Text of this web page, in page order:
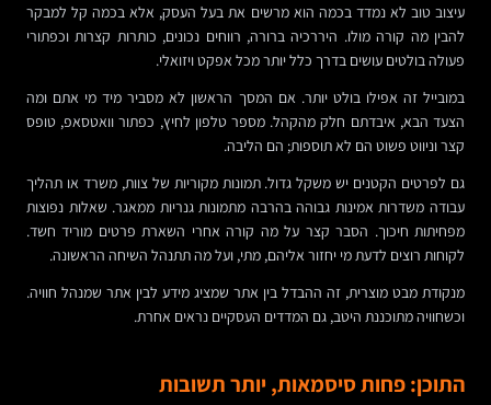
עיצוב טוב לא נמדד בכמה הוא מרשים את בעל העסק, אלא בכמה קל למבקר
להבין מה קורה מולו. היררכיה ברורה, רווחים נכונים, כותרות קצרות וכפתורי
פעולה בולטים עושים בדרך כלל יותר מכל אפקט ויזואלי.
במובייל זה אפילו בולט יותר. אם המסך הראשון לא מסביר מיד מי אתם ומה
הצעד הבא, איבדתם חלק מהקהל. מספר טלפון לחיץ, כפתור וואטסאפ, טופס
קצר וניווט פשוט הם לא תוספות; הם הליבה.
גם לפרטים הקטנים יש משקל גדול. תמונות מקוריות של צוות, משרד או תהליך
עבודה משדרות אמינות גבוהה בהרבה מתמונות גנריות ממאגר. שאלות נפוצות
מפחיתות חיכוך. הסבר קצר על מה קורה אחרי השארת פרטים מוריד חשד.
לקוחות רוצים לדעת מי יחזור אליהם, מתי, ועל מה תתנהל השיחה הראשונה.
מנקודת מבט מוצרית, זה ההבדל בין אתר שמציג מידע לבין אתר שמנהל חוויה.
וכשחוויה מתוכננת היטב, גם המדדים העסקיים נראים אחרת.
התוכן: פחות סיסמאות, יותר תשובות